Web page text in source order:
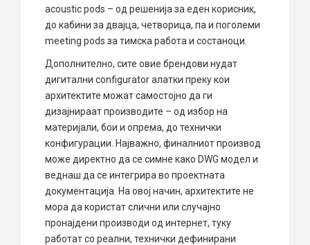
acoustic pods – од решенија за еден корисник,
до кабини за двајца, четворица, па и поголеми
meeting pods за тимска работа и состаноци.
Дополнително, сите овие брендови нудат
дигитални configurator алатки преку кои
архитектите можат самостојно да ги
дизајнираат производите – од избор на
материјали, бои и опрема, до технички
конфигурации. Најважно, финалниот производ
може директно да се симне како DWG модел и
веднаш да се интегрира во проектната
документација. На овој начин, архитектите не
мора да користат слични или случајно
пронајдени производи од интернет, туку
работат со реални, технички дефинирани